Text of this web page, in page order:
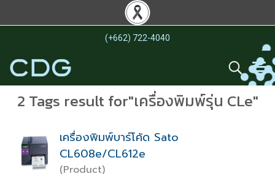
(+662) 722-4040
2 Tags result for"เครื่องพิมพ์รุ่น CLe"
เครื่องพิมพ์บาร์โค้ด Sato
CL608e/CL612e
(Product)